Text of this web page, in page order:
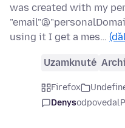
was created with my
using it I get a mes…
Uzamknuté
Firefox
Denysodpovedal